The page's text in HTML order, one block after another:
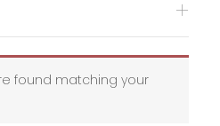
found matching your